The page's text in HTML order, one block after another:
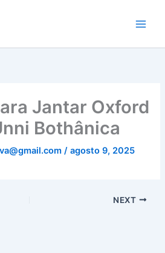
Jantar Oxford
Bothânica
/agosto 9, 2025
NEXT